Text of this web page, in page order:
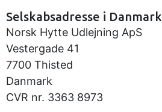
Selskabsadresse i Danmark
Norsk Hytte Udlejning ApS
Vestergade 41
7700 Thisted
Danmark
CVR nr. 3363 8973